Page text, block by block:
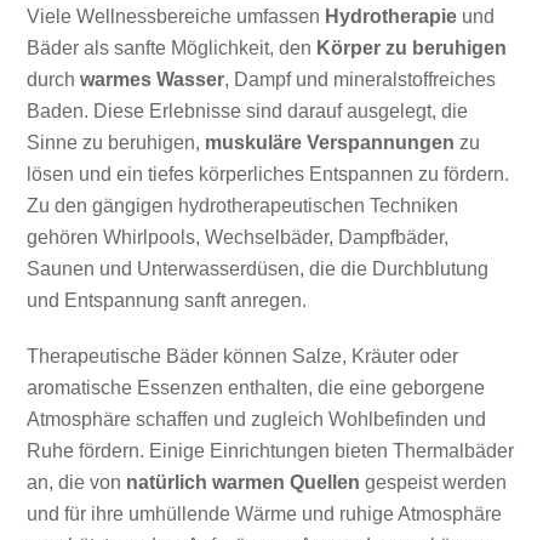
Viele Wellnessbereiche umfassen Hydrotherapie und
Bäder als sanfte Möglichkeit, den Körper zu beruhigen
durchwarmes Wasser, Dampf und mineralstoffreiches
Baden. Diese Erlebnisse sind darauf ausgelegt, die
Sinne zu beruhigen, muskuläre Verspannungen zu
lösen und ein tiefes körperliches Entspannen zu fördern.
Zu den gängigen hydrotherapeutischen Techniken
gehören Whirlpools, Wechselbäder, Dampfbäder,
Saunen und Unterwasserdüsen, die die Durchblutung
und Entspannung sanft anregen.
Therapeutische Bäder können Salze, Kräuter oder
aromatische Essenzen enthalten, die eine geborgene
Atmosphäre schaffen und zugleich Wohlbefinden und
Ruhe fördern. Einige Einrichtungen bieten Thermalbäder
an, die von natürlich warmen Quellen gespeist werden
und für ihre umhüllende Wärme und ruhige Atmosphäre